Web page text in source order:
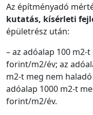
Az építményadó
kutatás, kísérleti
épületrész után:
– az adóalap 100
forint/m2/év; az
m2-t meg nem
adóalap 1000 m2-t
forint/m2/év.